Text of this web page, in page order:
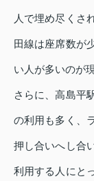
人で埋め尽くさ
田線は座席数が
い人が多いのが
さらに、高島平
の利用も多く、
押し合いへし合
利用する人にと